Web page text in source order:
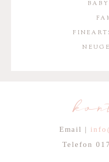
Email |
Telefon